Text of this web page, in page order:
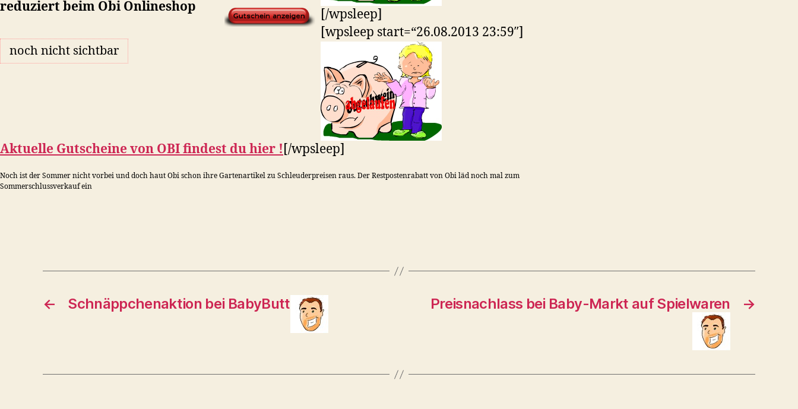
reduziert beim Obi Onlineshop
noch nicht sichtbar
[/wpsleep]
[wpsleep start=“26.08.2013 23:59″]
Aktuelle Gutscheine von OBIfindest du hier ! [/wpsleep]
Noch ist der Sommer nicht vorbei und doch haut Obi schon ihre Gartenartikel zu Schleuderpreisen raus. Der Restpostenrabatt von Obi läd noch mal zum
Sommerschlussverkauf ein
← Schnäppchenaktion bei BabyButt →
Preisnachlass bei Baby-Markt auf Spielwaren